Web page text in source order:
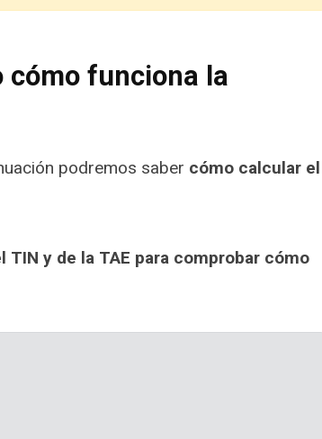
cómo funciona la
podremos saber cómo calcular el
TIN y de la TAE para comprobar cómo